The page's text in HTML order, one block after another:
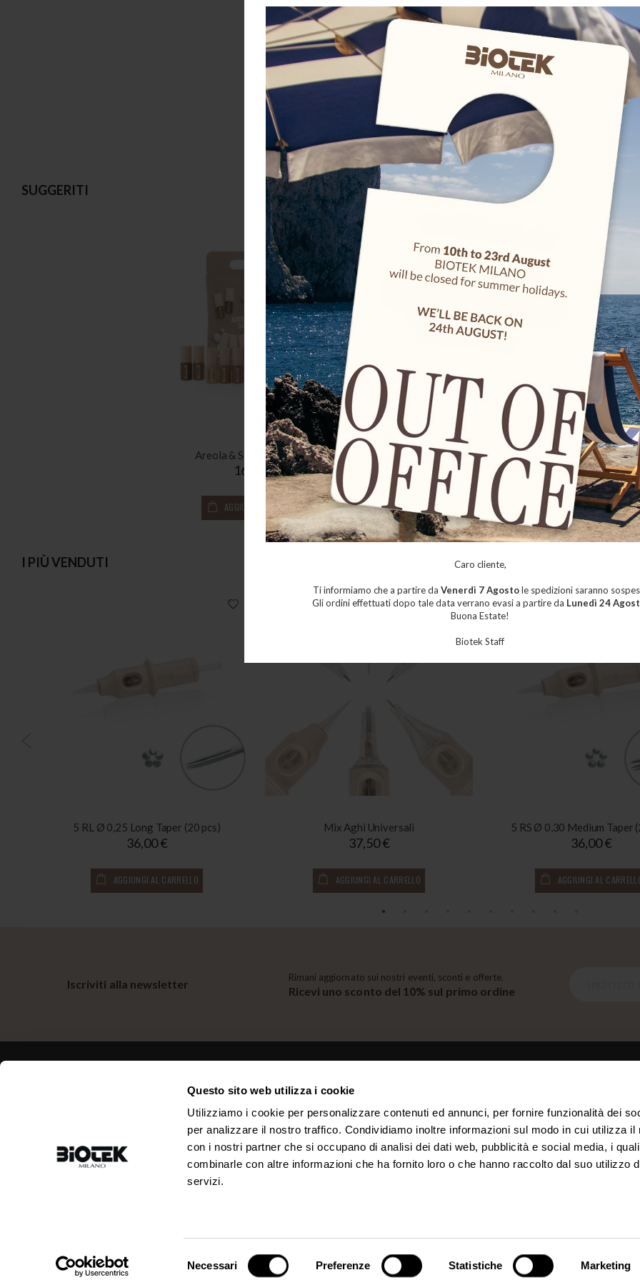
Caro cliente,
Ti informiamo che a partire da Venerdì 7 Agostole spedizioni saranno
Gli ordini effettuati dopo tale data verrano evasi a partire da Lunedì 24
Buona Estate!
Biotek Staff
Questo sito web utilizza i cookie
Utilizziamo i cookie per personalizzare contenuti ed annunci, per fornire funzionalità dei
per analizzare il nostro traffico. Condividiamo inoltre informazioni sul modo in cui utilizza il
con i nostri partner che si occupano di analisi dei dati web, pubblicità e social media, i
combinarle con altre informazioni che ha fornito loro o che hanno raccolto dal suo utilizzo
servizi.
Necessari Preferenze Statistiche Marketing
AGGIUNGI AL CARRELLO
Aggiungi alla lista desideri
SUGGERITI
Areola & Scars Pigment Kit
165,00 €
AGGIUNGI AL CARRELLO
Inorganic Liquid Brow Kit
165,00 €
AGGIUNGI AL CARRELLO
I PIÙ VENDUTI
5 RL Ø 0,25 Long Taper (20 pcs)
36,00 €
AGGIUNGI AL CARRELLO
Mix Aghi Universali
37,50 €
AGGIUNGI AL CARRELLO
5 RS Ø 0,30 Medium Taper
36,00 €
AGGIUNGI AL
Iscriviti alla newsletter Rimani aggiornato sui nostri eventi, sconti e offerte.
Ricevi uno sconto del 10% sul primo ordine
i
v
i
a
l
l
Via R. Farneti, 8 - 20129 Milano -
TELEFONO:
+39 02 738 0144
P. IVA:
LINK
Contatti Ordini